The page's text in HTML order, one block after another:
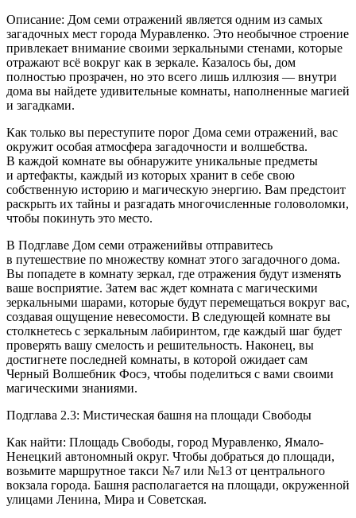
Описание: Дом семи отражений является одним из самых
загадочных мест города Муравленко. Это необычное строение
привлекает внимание своими зеркальными стенами, которые
отражают всё вокруг как в зеркале. Казалось бы, дом
полностью прозрачен, но это всего лишь иллюзия — внутри
дома вы найдете удивительные комнаты, наполненные магией
и загадками.
Как только вы переступите порог Дома семи отражений, вас
окружит особая атмосфера загадочности и волшебства.
В каждой комнате вы обнаружите уникальные предметы
и артефакты, каждый из которых хранит в себе свою
собственную историю и магическую энергию. Вам предстоит
раскрыть их тайны и разгадать многочисленные головоломки,
чтобы покинуть это место.
В Подглаве Дом семи отраженийвы отправитесь
в путешествие по множеству комнат этого загадочного дома.
Вы попадете в комнату зеркал, где отражения будут изменять
ваше восприятие. Затем вас ждет комната с магическими
зеркальными шарами, которые будут перемещаться вокруг вас,
создавая ощущение невесомости. В следующей комнате вы
столкнетесь с зеркальным лабиринтом, где каждый шаг будет
проверять вашу смелость и решительность. Наконец, вы
достигнете последней комнаты, в которой ожидает сам
Черный Волшебник Фосэ, чтобы поделиться с вами своими
магическими знаниями.
Подглава 2.3: Мистическая башня на площади Свободы
Как найти: Площадь Свободы, город Муравленко, Ямало-
Ненецкий автономный округ. Чтобы добраться до площади,
возьмите маршрутное такси №7 или №13 от центрального
вокзала города. Башня располагается на площади, окруженной
улицами Ленина, Мира и Советская.